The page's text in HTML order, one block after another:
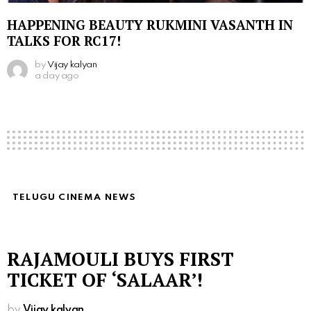
HAPPENING BEAUTY RUKMINI VASANTH IN
TALKS FOR RC17!
by Vijay kalyan
a day ago
TELUGU CINEMA NEWS
RAJAMOULI BUYS FIRST
TICKET OF ‘SALAAR’!